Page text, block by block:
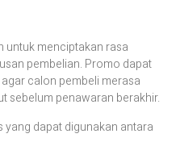
untuk menciptakan rasa
pembelian. Promo dapat
calon pembeli merasa
sebelum penawaran berakhir.
dapat digunakan antara